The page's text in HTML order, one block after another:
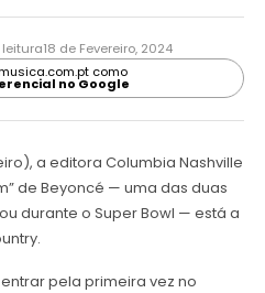
leitura18 de Fevereiro, 2024
como
no Google
a editora Columbia Nashville
de Beyoncé — uma das duas
durante o Super Bowl — está a
pela primeira vez no